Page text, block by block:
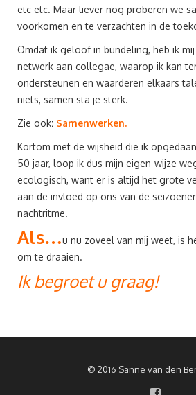
etc etc. Maar liever nog proberen we
voorkomen en te verzachten in de
Omdat ik geloof in bundeling, heb ik
netwerk aan collegae, waarop ik kan
ondersteunen en waarderen elkaars
niets, samen sta je sterk.
Zie ook: Samenwerken.
Kortom met de wijsheid die ik
50 jaar, loop ik dus mijn eigen-wijze
ecologisch, want er is altijd het grote
aan de invloed op ons van de
nachtritme.
Als…u nu zoveel van mij weet, is
om te draaien.
Ik begroet u graag!
© 2016 Sanne van den